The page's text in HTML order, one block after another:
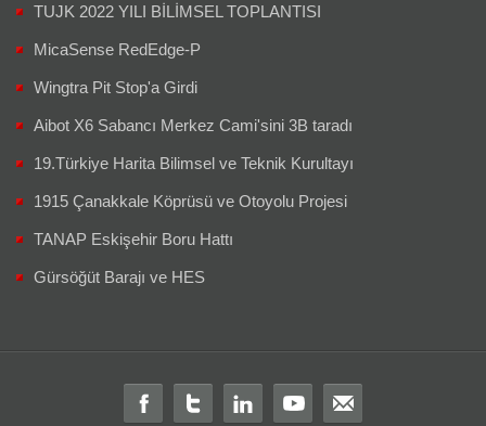
TUJK 2022 YILI BİLİMSEL TOPLANTISI
MicaSense RedEdge-P
Wingtra Pit Stop'a Girdi
Aibot X6 Sabancı Merkez Cami'sini 3B taradı
19.Türkiye Harita Bilimsel ve Teknik Kurultayı
1915 Çanakkale Köprüsü ve Otoyolu Projesi
TANAP Eskişehir Boru Hattı
Gürsöğüt Barajı ve HES